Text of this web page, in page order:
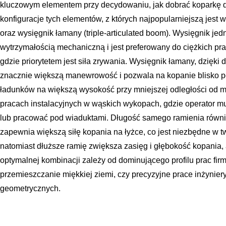
kluczowym elementem przy decydowaniu, jak dobrać koparkę
konfiguracje tych elementów, z których najpopularniejszą jest
oraz wysięgnik łamany (triple-articulated boom). Wysięgnik
wytrzymałością mechaniczną i jest preferowany do ciężkich
gdzie priorytetem jest siła zrywania. Wysięgnik łamany, dzięki
znacznie większą manewrowość i pozwala na kopanie blisko
ładunków na większą wysokość przy mniejszej odległości od
pracach instalacyjnych w wąskich wykopach, gdzie operator
lub pracować pod wiaduktami. Długość samego ramienia
zapewnia większą siłę kopania na łyżce, co jest niezbędne w
natomiast dłuższe ramię zwiększa zasięg i głębokość
optymalnej kombinacji zależy od dominującego profilu prac
przemieszczanie miękkiej ziemi, czy precyzyjne prace
geometrycznych.